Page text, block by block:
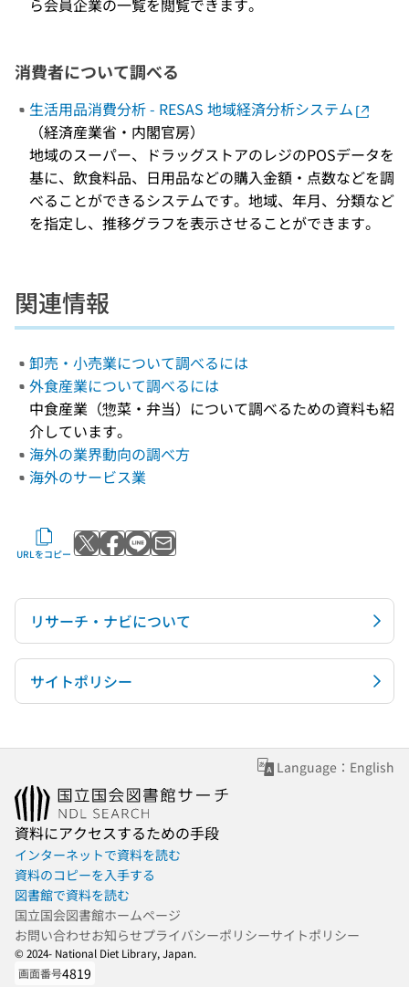
ら会員企業の一覧を閲覧できます。
消費者について調べる
生活用品消費分析 - RESAS 地域経済分析システム
（経済産業省・内閣官房）
地域のスーパー、ドラッグストアのレジのPOSデータを
基に、飲食料品、日用品などの購入金額・点数などを調
べることができるシステムです。地域、年月、分類など
を指定し、推移グラフを表示させることができます。
関連情報
卸売・小売業について調べるには
外食産業について調べるには
中食産業（惣菜・弁当）について調べるための資料も紹
介しています。
海外の業界動向の調べ方
海外のサービス業
URLをコピー Xでポストする
Facebookでシェアする
LINEで送る
メールで送る
リサーチ・ナビについて
サイトポリシー
Language：English
資料にアクセスするための手段
インターネットで資料を読む
資料のコピーを入手する
図書館で資料を読む
国立国会図書館ホームページ
お問い合わせお知らせプライバシーポリシーサイトポリシー
© 2024- National Diet Library, Japan.
画面番号4819